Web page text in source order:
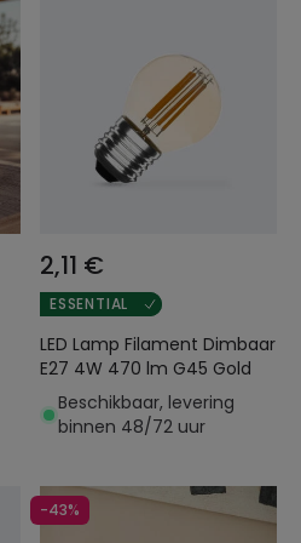
2,11 €
ESSENTIAL
LED Lamp Filament Dimbaar
E27 4W 470 lm G45 Gold
Beschikbaar, levering
binnen 48/72 uur
-43%